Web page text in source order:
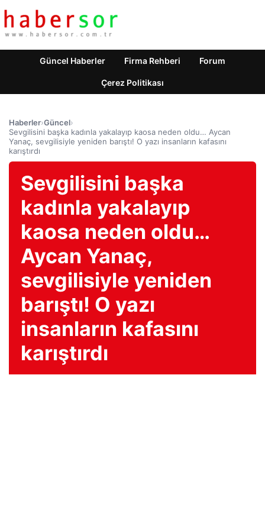
Güncel Haberler Firma Rehberi Forum
Çerez Politikası
Haberler›Güncel›
Sevgilisini başka kadınla yakalayıp kaosa neden oldu… Aycan
Yanaç, sevgilisiyle yeniden barıştı! O yazı insanların kafasını
karıştırdı
Sevgilisini başka
kadınla yakalayıp
kaosa neden oldu…
Aycan Yanaç,
sevgilisiyle yeniden
barıştı! O yazı
insanların kafasını
karıştırdı